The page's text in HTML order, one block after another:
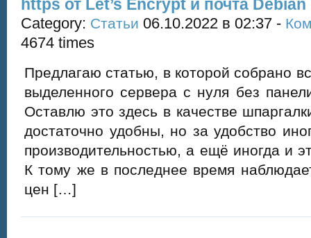
https от Let’s Encrypt и почта Debian
Category: Статьи 06.10.2022 в 02:37 -
4674 times
Предлагаю статью, в которой собрано
выделенного сервера с нуля без
Оставлю это здесь в качестве
достаточно удобны, но за удобство
производительностью, а ещё иногда и
К тому же в последнее время
цен […]